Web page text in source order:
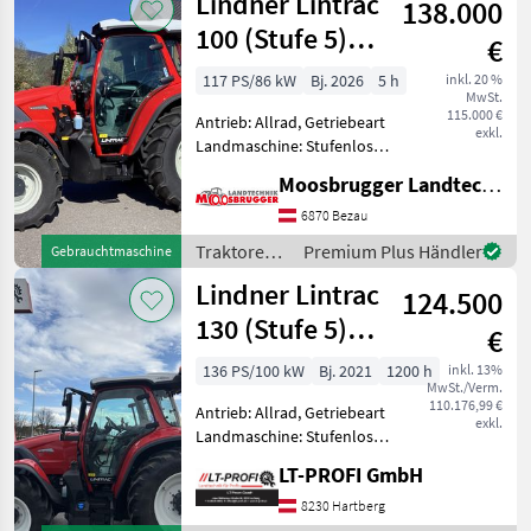
Gebrauchtmaschine
100 (Stufe 5)
4Rad-Lenkung
138.000
€
inkl. 20 %
MwSt.
115.000 €
exkl.
117 PS/86 kW Bj. 2026
5 h
Antrieb: Allrad, Getriebeart
Landmaschine: Stufenloses
Zapfwellendrehzahl:
430/540/750/1000,
Höchstgeschwindigkeit in
km/h: 40 km/h, Aufladun
Moosbrugger Landtechnik GmbH
6870 Bezau
Traktoren /
Lindner
Premium Plus Händler
Lindner Lintrac
130 (Stufe 5)
4Rad-Lenkung
124.500
€
inkl. 13%
MwSt./Verm.
110.176,99 €
exkl.
136 PS/100 kW Bj. 2021
1200 h
Antrieb: Allrad, Getriebeart
Landmaschine: Stufenloses
Zapfwellendrehzahl:
430/540/750/1000,
LT-PROFI GmbH
8230 Hartberg